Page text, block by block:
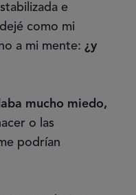
e
como mi
a mi mente: ¿y
mucho miedo,
o las
podrían